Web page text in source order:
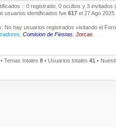
:: 0 registrado, 0 ocultos y 3
usuarios identificados fue 617 el 27 Ago 2025
No hay usuarios registrados visitando el Foro
Comision de Fiestas Jorcas
• Temas totales 8 • Usuarios totales 41 •